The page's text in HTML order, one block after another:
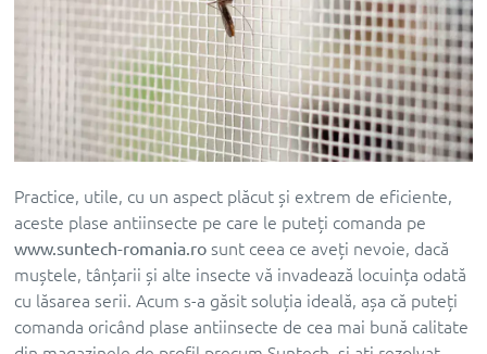
Practice, utile, cu un aspect plăcut și extrem de eficiente,
aceste plase antiinsecte pe care le puteți comanda pe
www.suntech-romania.ro sunt ceea ce aveți nevoie, dacă
muștele, tânțarii și alte insecte vă invadează locuința odată
cu lăsarea serii. Acum s-a găsit soluția ideală, așa că puteți
comanda oricând plase antiinsecte de cea mai bună calitate